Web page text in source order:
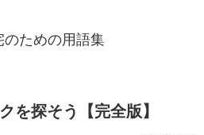
のための用語集
を探そう【完全版】